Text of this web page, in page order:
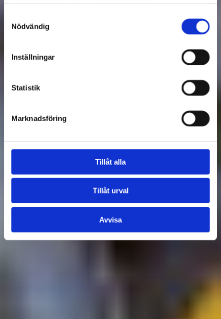
Nödvändig
Inställningar
Statistik
Marknadsföring
Tillåt alla
Tillåt urval
Avvisa
BIBLIOTEKENS KONTAKTUPPGIFTER OCH